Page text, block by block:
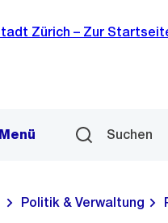
Menü Suchen
Politik & Verwaltung